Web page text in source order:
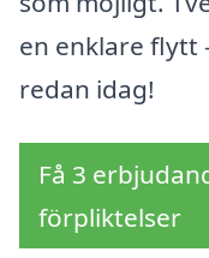
en enklare flytt
redan idag!
Få 3
förpliktelser